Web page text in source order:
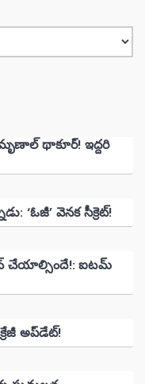
థాకూర్! ఇద్దరి
‘ఓజీ’ వెనక సీక్రెట్!
చేయాల్సిందే!: ఐటమ్
అప్‌డేట్!